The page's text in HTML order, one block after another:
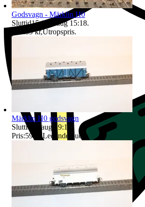
Godsvagn - Märklin H0
Sluttid15:18 9 aug 15:18.
59 kr,Utropspris.
Märklin H0 godsvagn
Sluttid
15 aug 19:11
Pris:59 kr ,Ledande bud